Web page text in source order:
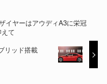
イヤーはアウディA3に栄冠
て
リッド搭載